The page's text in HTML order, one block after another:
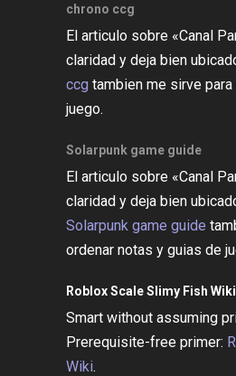
chrono ccg
El articulo sobre «Canal
claridad y deja bien
ccgtambien me sirve
juego.
Solarpunk game guide
El articulo sobre «Canal
claridad y deja bien
Solarpunk game guide
ordenar notas y guias de
Roblox Scale Slimy Fish Wiki
Smart without assuming
Prerequisite-free primer:
Wiki.